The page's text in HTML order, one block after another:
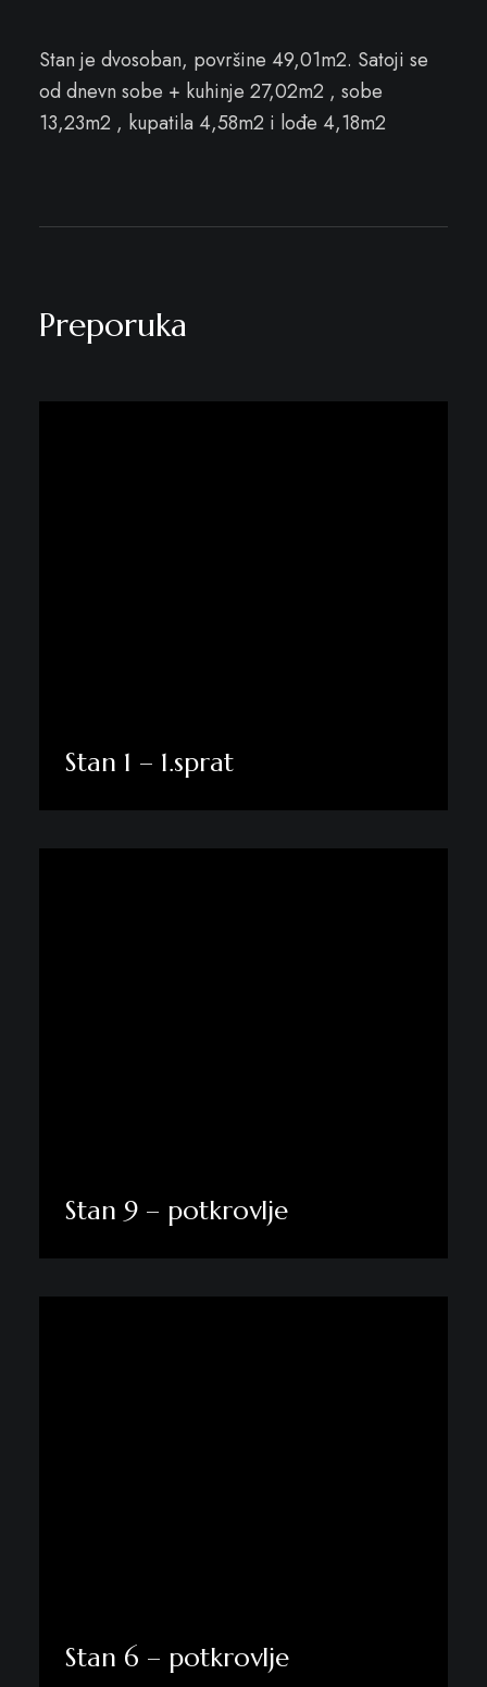
Stan je dvosoban, površine 49,01m2. Satoji se
od dnevn sobe + kuhinje 27,02m2 , sobe
13,23m2 , kupatila 4,58m2 i lođe 4,18m2
Preporuka
Stan 1 – 1.sprat
Stan 9 – potkrovlje
Pogledaj više
Stan 6 – potkrovlje